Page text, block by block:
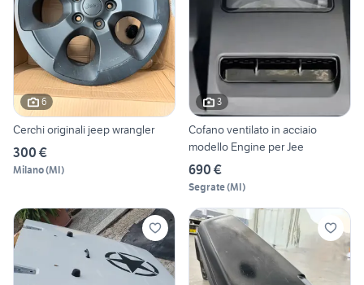
6
Cerchi originali jeep wrangler
300 €
Milano(MI)
3
Cofano ventilato in acciaio
modello Engine per Jee
690 €
Segrate(MI)